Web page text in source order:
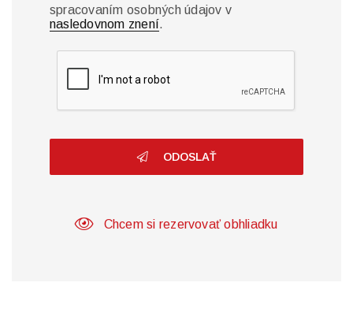
spracovaním osobných údajov v
nasledovnom znení.
ODOSLAŤ
Chcem si rezervovať obhliadku